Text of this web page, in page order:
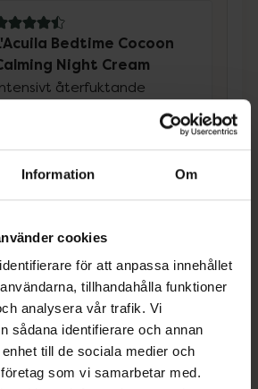
Information Om
cookies
för att anpassa innehållet
tillhandahålla funktioner
analysera vår trafik. Vi
sådana identifierare och annan
till de sociala medier och
som vi samarbetar med.
av 5 i omdöme
Bedtime Cocoon
Night Cream
återfuktande
Pris online
239 kr
båda för:481 kr
Köp båda
Ultra Moisturizing Serum ger
fuktboost. Det